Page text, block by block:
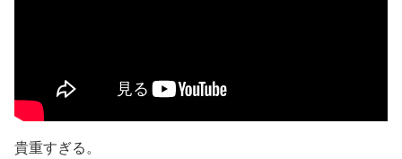
貴重すぎる。